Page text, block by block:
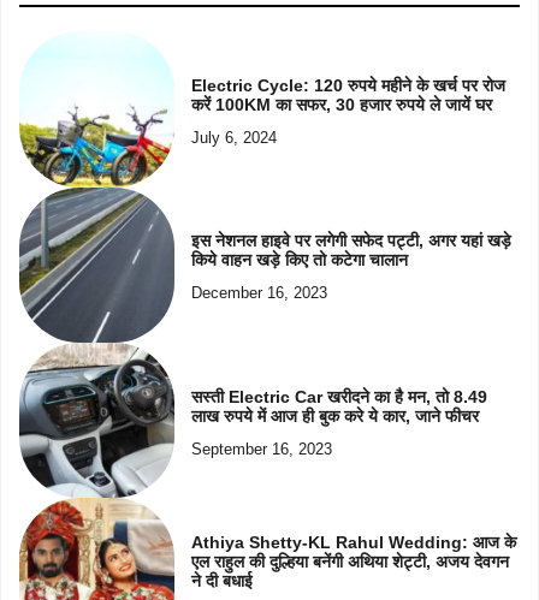
Electric Cycle: 120 रुपये महीने के खर्च पर रोज
करें 100KM का सफर, 30 हजार रुपये ले जायें घर
July 6, 2024
इस नेशनल हाइवे पर लगेगी सफेद पट्टी, अगर यहां खड़े
किये वाहन खड़े किए तो कटेगा चालान
December 16, 2023
सस्ती Electric Car खरीदने का है मन, तो 8.49
लाख रुपये में आज ही बुक करे ये कार, जाने फीचर
September 16, 2023
Athiya Shetty-KL Rahul Wedding: आज के
एल राहुल की दुल्हिया बनेंगी अथिया शेट्टी, अजय देवगन
ने दी बधाई